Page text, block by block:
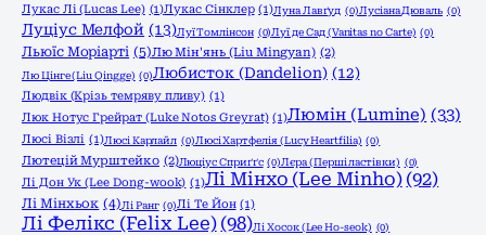
Лукас Лі (Lucas Lee) (1)Лукас Сінклер (1)Луна Лавґуд (0)Лусіана Дюваль (0)
Луціус Мелфой (13)Луї Томлінсон (0)Луї де Сад (Vanitas no Carte) (0)
Льюїс Моріарті (5)Лю Мін'янь (Liu Mingyan) (2)
Лю Цінге (Liu Qingge) (0)Любисток (Dandelion) (12)
Людвік (Крізь темряву пливу) (1)
Люк Нотус Грейрат (Luke Notos Greyrat) (1)Люмін (Lumine) (33)
Люсі Візлі (1)Люсі Карлайл (0)Люсі Хартфелія (Lucy Heartfilia) (0)
Лютецій Мурштейко (2)Люціус Сприґґс (0)Лєра (Перші ластівки) (0)
Лі Дон Ук (Lee Dong-wook) (1)Лі Мінхо (Lee Minho) (92)
Лі Мінхьок (4)Лі Ранг (0)Лі Те Йон (1)
Лі Фелікс (Felix Lee) (98)Лі Хосок (Lee Ho-seok) (0)